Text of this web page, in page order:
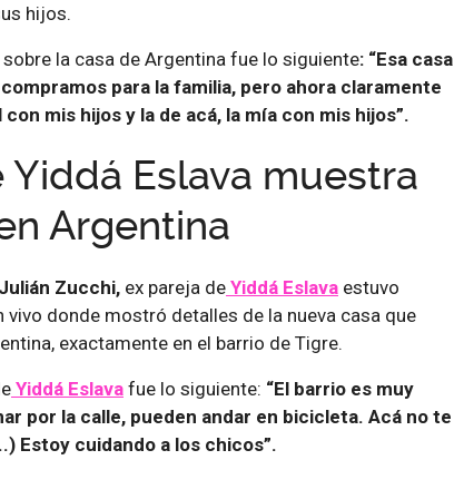
hijos.
sobre la casa de Argentina fue lo siguiente: “Esa casa
para la familia, pero ahora claramente
mis hijos y la de acá, la mía con mis hijos”.
Yiddá Eslava muestra
Argentina
Zucchi, ex pareja de Yiddá Eslava estuvo
vivo donde mostró detalles de la nueva casa que
exactamente en el barrio de Tigre.
Yiddá Eslava fue lo siguiente: “El barrio es muy
por la calle, pueden andar en bicicleta. Acá no te
Estoy cuidando a los chicos”.